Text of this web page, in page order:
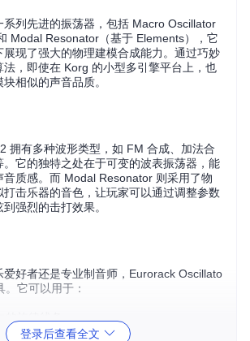
系列先进的振荡器，包括 Macro Oscillator
Modal Resonator（基于 Elements），它
展现了强大的物理建模合成能力。通过巧妙
法，即使在 Korg 的小型多引擎平台上，也
相似的声音品质。
拥有多种波形类型，如 FM 合成、加法合
。它的独特之处在于可变的波表振荡器，能
音质感。而 Modal Resonator 则采用了物
击乐器的音色，让玩家可以通过调整参数
强烈的击打效果。
爱好者还是专业制音师，Eurorack Oscillato
它可以用于：
变化。
登录后查看全文